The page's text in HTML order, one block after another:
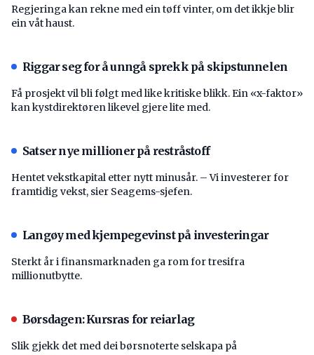
Regjeringa kan rekne med ein tøff vinter, om det ikkje blir
ein våt haust.
Riggar seg for å unngå sprekk på skipstunnelen
Få prosjekt vil bli følgt med like kritiske blikk. Ein «x-faktor»
kan kystdirektøren likevel gjere lite med.
Satser nye millioner på restråstoff
Hentet vekstkapital etter nytt minusår. – Vi investerer for
framtidig vekst, sier Seagems-sjefen.
Langøy med kjempegevinst på investeringar
Sterkt år i finansmarknaden ga rom for tresifra
millionutbytte.
Børsdagen: Kursras for reiarlag
Slik gjekk det med dei børsnoterte selskapa på